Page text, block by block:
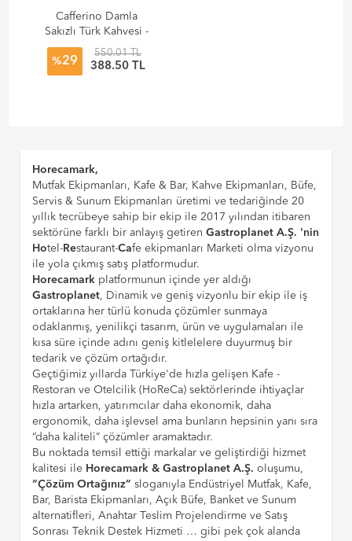
Cafferino Damla
Sakızlı Türk Kahvesi -
250 gr
%29
550.01 TL
388.50 TL
Horecamark,
Mutfak Ekipmanları, Kafe & Bar, Kahve Ekipmanları, Büfe,
Servis & Sunum Ekipmanları üretimi ve tedariğinde 20
yıllık tecrübeye sahip bir ekip ile 2017 yılından itibaren
sektörüne farklı bir anlayış getirenGastroplanet A.Ş. 'nin
Hotel-Restaurant-Cafe ekipmanları Marketi olma vizyonu
ile yola çıkmış satış platformudur.
Horecamark platformunun içinde yer aldığı
Gastroplanet, Dinamik ve geniş vizyonlu bir ekip ile iş
ortaklarına her türlü konuda çözümler sunmaya
odaklanmış, yenilikçi tasarım, ürün ve uygulamaları ile
kısa süre içinde adını geniş kitlelelere duyurmuş bir
tedarik ve çözüm ortağıdır.
Geçtiğimiz yıllarda Türkiye'de hızla gelişen Kafe -
Restoran ve Otelcilik (HoReCa) sektörlerinde ihtiyaçlar
hızla artarken, yatırımcılar daha ekonomik, daha
ergonomik, daha işlevsel ama bunların hepsinin yanı sıra
“daha kaliteli” çözümler aramaktadır.
Bu noktada temsil ettiği markalar ve geliştirdiği hizmet
kalitesi ile Horecamark & Gastroplanet A.Ş. oluşumu,
“Çözüm Ortağınız” sloganıyla Endüstriyel Mutfak, Kafe,
Bar, Barista Ekipmanları, Açık Büfe, Banket ve Sunum
alternatifleri, Anahtar Teslim Projelendirme ve Satış
Sonrası Teknik Destek Hizmeti … gibi pek çok alanda